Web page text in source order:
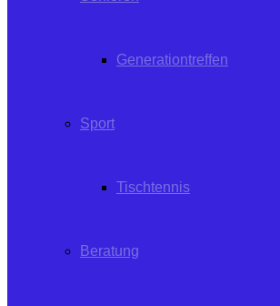
Generationtreffen
Sport
Tischtennis
Beratung